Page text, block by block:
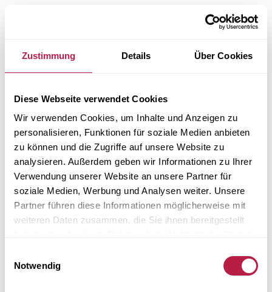
Zustimmung Details Über Cookies
Diese Webseite verwendet Cookies
Wir verwenden Cookies, um Inhalte und Anzeigen zu
personalisieren, Funktionen für soziale Medien anbieten
zu können und die Zugriffe auf unsere Website zu
analysieren. Außerdem geben wir Informationen zu Ihrer
Verwendung unserer Website an unsere Partner für
soziale Medien, Werbung und Analysen weiter. Unsere
Partner führen diese Informationen möglicherweise mit
weiteren Daten zusammen, die Sie ihnen bereitgestellt
Notwendig
Application error: a client-side exception has occurred (see the